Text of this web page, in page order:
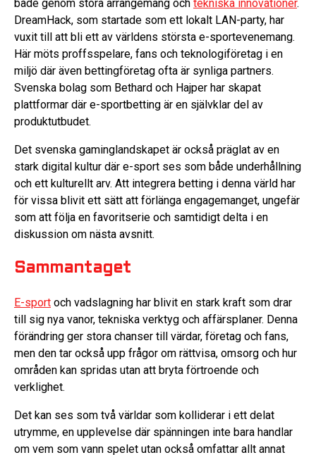
både genom stora arrangemang och tekniska innovationer.
DreamHack, som startade som ett lokalt LAN-party, har
vuxit till att bli ett av världens största e-sportevenemang.
Här möts proffsspelare, fans och teknologiföretag i en
miljö där även bettingföretag ofta är synliga partners.
Svenska bolag som Bethard och Hajper har skapat
plattformar där e-sportbetting är en självklar del av
produktutbudet.
Det svenska gaminglandskapet är också präglat av en
stark digital kultur där e-sport ses som både underhållning
och ett kulturellt arv. Att integrera betting i denna värld har
för vissa blivit ett sätt att förlänga engagemanget, ungefär
som att följa en favoritserie och samtidigt delta i en
diskussion om nästa avsnitt.
Sammantaget
E-sport och vadslagning har blivit en stark kraft som drar
till sig nya vanor, tekniska verktyg och affärsplaner. Denna
förändring ger stora chanser till värdar, företag och fans,
men den tar också upp frågor om rättvisa, omsorg och hur
områden kan spridas utan att bryta förtroende och
verklighet.
Det kan ses som två världar som kolliderar i ett delat
utrymme, en upplevelse där spänningen inte bara handlar
om vem som vann spelet utan också omfattar allt annat